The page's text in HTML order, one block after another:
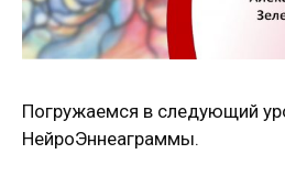
Погружаемся в следующий
НейроЭннеаграммы.